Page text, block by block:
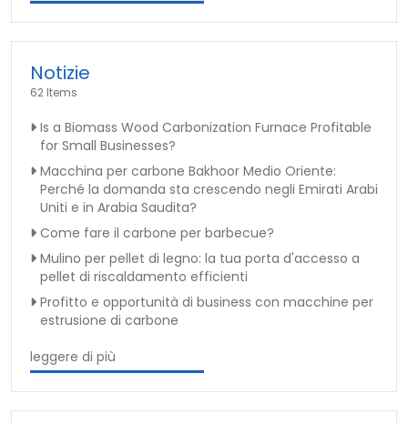
Notizie
62 Items
Is a Biomass Wood Carbonization Furnace Profitable
for Small Businesses?
Macchina per carbone Bakhoor Medio Oriente:
Perché la domanda sta crescendo negli Emirati Arabi
Uniti e in Arabia Saudita?
Come fare il carbone per barbecue?
Mulino per pellet di legno: la tua porta d'accesso a
pellet di riscaldamento efficienti
Profitto e opportunità di business con macchine per
estrusione di carbone
leggere di più